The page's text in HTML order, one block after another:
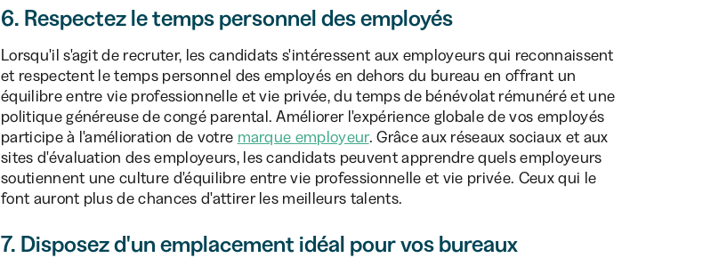
6. Respectez le temps personnel des employés
Lorsqu'il s'agit de recruter, les candidats s'intéressent aux employeurs qui reconnaissent
et respectent le temps personnel des employés en dehors du bureau en offrant un
équilibre entre vie professionnelle et vie privée, du temps de bénévolat rémunéré et une
politique généreuse de congé parental. Améliorer l'expérience globale de vos employés
participe à l'amélioration de votre marque employeur. Grâce aux réseaux sociaux et aux
sites d'évaluation des employeurs, les candidats peuvent apprendre quels employeurs
soutiennent une culture d'équilibre entre vie professionnelle et vie privée. Ceux qui le
font auront plus de chances d'attirer les meilleurs talents.
7. Disposez d'un emplacement idéal pour vos bureaux